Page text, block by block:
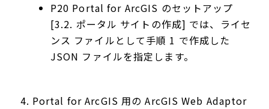
P20 Portal for ArcGIS のセットアップ
[3.2. ポータル サイトの作成] では、ライセ
ンス ファイルとして手順 1 で作成した
JSON ファイルを指定します。
Portal for ArcGIS 用の ArcGIS Web Adaptor